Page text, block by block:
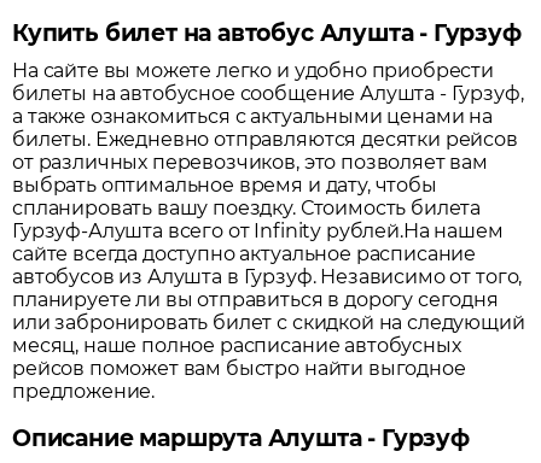
Купить билет на автобус Алушта - Гурзуф
На сайте вы можете легко и удобно приобрести
билеты на автобусное сообщениеАлушта - Гурзуф,
а также ознакомиться с актуальными ценами на
билеты. Ежедневно отправляются десятки рейсов
от различных перевозчиков, это позволяет вам
выбрать оптимальное время и дату, чтобы
спланировать вашу поездку. Стоимость билета
Гурзуф-Алушта всего от Infinity рублей.На нашем
сайте всегда доступно актуальное расписание
автобусов из Алушта в Гурзуф. Независимо от того,
планируете ли вы отправиться в дорогу сегодня
или забронировать билет с скидкой на следующий
месяц, наше полное расписание автобусных
рейсов поможет вам быстро найти выгодное
предложение.
Описание маршрута Алушта - Гурзуф